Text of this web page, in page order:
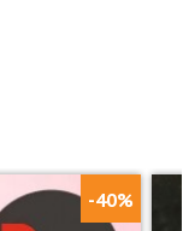
«ЭВЕРЕСТ», ОГРН
-40%